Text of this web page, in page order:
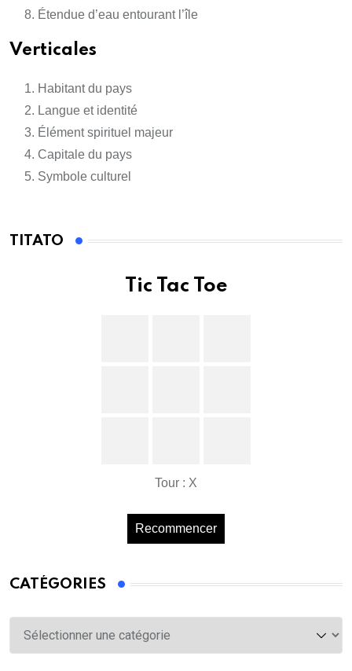
Étendue d’eau entourant l’île
Verticales
Habitant du pays
Langue et identité
Élément spirituel majeur
Capitale du pays
Symbole culturel
TITATO
Tic Tac Toe
Tour : X
Recommencer
CATÉGORIES
Catégories